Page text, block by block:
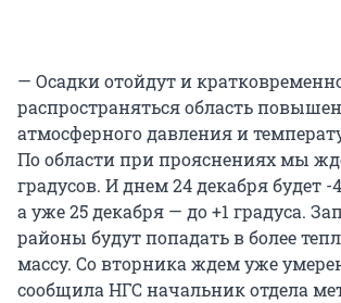
— Осадки отойдут и
распространяться область
атмосферного давления и
По области при прояснениях мы
градусов. И днем 24 декабря будет -
а уже 25 декабря — до +1 градуса.
районы будут попадать в более
массу. Со вторника ждем уже
сообщила НГС начальник отдела